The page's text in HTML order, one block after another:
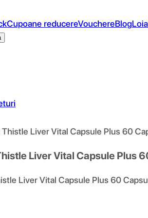
Cupoane reducereVouchereBlog
Liver Vital Capsule Plus 60
Liver Vital Capsule Plus